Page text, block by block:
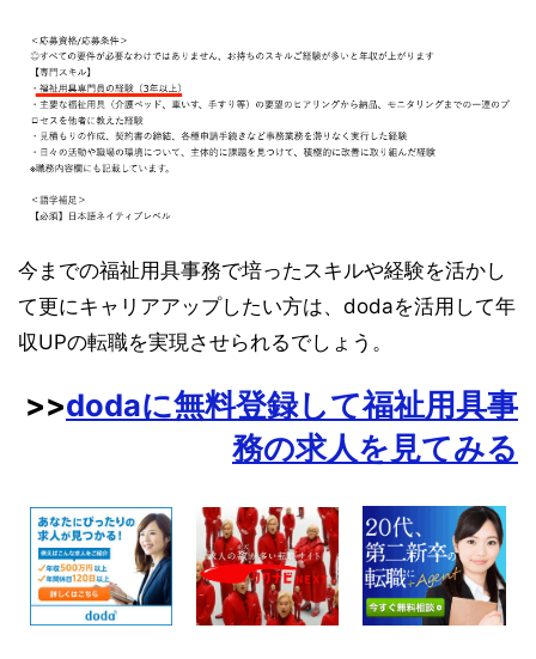
今までの福祉用具事務で培ったスキルや経験を活かし
て更にキャリアアップしたい方は、dodaを活用して年
収UPの転職を実現させられるでしょう。
>>dodaに無料登録して福祉用具事
務の求人を見てみる